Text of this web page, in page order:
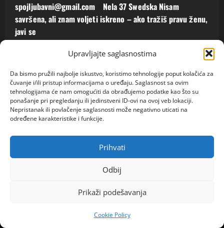
Upravljajte saglasnostima
Da bismo pružili najbolje iskustvo, koristimo tehnologije poput kolačića za
čuvanje i/ili pristup informacijama o uređaju. Saglasnost sa ovim
tehnologijama će nam omogućiti da obrađujemo podatke kao što su
ponašanje pri pregledanju ili jedinstveni ID-ovi na ovoj veb lokaciji.
Nepristanak ili povlačenje saglasnosti može negativno uticati na
određene karakteristike i funkcije.
Prihvati
Odbij
Prikaži podešavanja
Cookie Policy
spojljubavni@gmail.com
Nela 37 Swedska Nisam
savršena, ali znam voljeti iskreno – ako tražiš pravu ženu,
javi se
spojljubavni@gmail.comoNOĆNE VOŽNJE KOJE SU MI
nijedan muž ne želi da vidi
ZlatkooIMA LI NEKO KO HOĆE DA ME OŽENI?! Ništa mi ne
fali, majke mi, samo mi čovek treba, javite se! NOVINARKA
AMINA JE IZ ALBANIJE IMA 27 GODINA I ZELI
Cookie Policy (EU)
Terms of Use